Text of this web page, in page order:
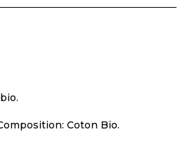
Coton Bio.